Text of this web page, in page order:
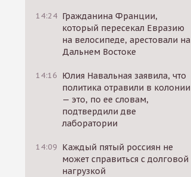
14:24 Гражданина Франции,
который пересекал Евразию
на велосипеде, арестовали на
Дальнем Востоке
14:16 Юлия Навальная заявила, что
политика отравили в колонии
— это, по ее словам,
подтвердили две
лаборатории
14:09 Каждый пятый россиян не
может справиться с долговой
нагрузкой